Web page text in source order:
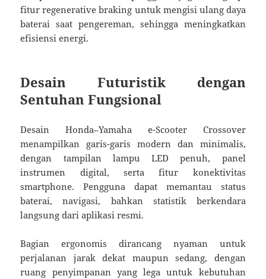
fitur regenerative braking untuk mengisi ulang daya
baterai saat pengereman, sehingga meningkatkan
efisiensi energi.
Desain Futuristik dengan
Sentuhan Fungsional
Desain Honda–Yamaha e-Scooter Crossover
menampilkan garis-garis modern dan minimalis,
dengan tampilan lampu LED penuh, panel
instrumen digital, serta fitur konektivitas
smartphone. Pengguna dapat memantau status
baterai, navigasi, bahkan statistik berkendara
langsung dari aplikasi resmi.
Bagian ergonomis dirancang nyaman untuk
perjalanan jarak dekat maupun sedang, dengan
ruang penyimpanan yang lega untuk kebutuhan